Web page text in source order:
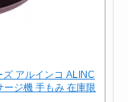
アルインコ ALINC
ジ機 手もみ 在庫限